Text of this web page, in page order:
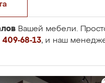
Вашей мебели.
409-68-13, и наш